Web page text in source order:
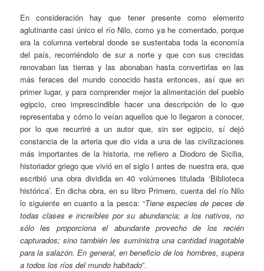
En consideración hay que tener presente como elemento
aglutinante casi único el río Nilo, como ya he comentado, porque
era la columna vertebral donde se sustentaba toda la economía
del país, recorriéndolo de sur a norte y que con sus crecidas
renovaban las tierras y las abonaban hasta convertirlas en las
más feraces del mundo conocido hasta entonces, así que en
primer lugar, y para comprender mejor la alimentación del pueblo
egipcio, creo imprescindible hacer una descripción de lo que
representaba y cómo lo veían aquellos que lo llegaron a conocer,
por lo que recurriré a un autor que, sin ser egipcio, sí dejó
constancia de la arteria que dio vida a una de las civilizaciones
más importantes de la historia, me refiero a Diodoro de Sicilia,
historiador griego que vivió en el siglo I antes de nuestra era, que
escribió una obra dividida en 40 volúmenes titulada ‘Biblioteca
histórica’. En dicha obra, en su libro Primero, cuenta del río Nilo
lo siguiente en cuanto a la pesca: “Tiene especies de peces de
todas clases e increíbles por su abundancia; a los nativos, no
sólo les proporciona el abundante provecho de los recién
capturados; sino también les suministra una cantidad inagotable
para la salazón. En general, en beneficio de los hombres, supera
a todos los ríos del mundo habitado”.